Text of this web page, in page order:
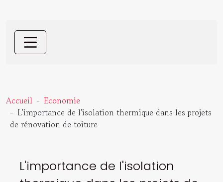
Accueil
Economie
L'importance de l'isolation thermique dans les projets
de rénovation de toiture
L'importance de l'isolation